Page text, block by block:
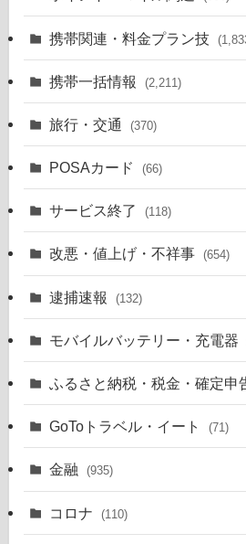
携帯関連・料金プラン技
携帯一括情報 (2,211)
旅行・交通 (370)
POSAカード (66)
サービス終了 (118)
改悪・値上げ・不祥事 (654)
逮捕速報 (132)
モバイルバッテリー・充電器
ふるさと納税・税金・確定申
GoToトラベル・イート (71)
金融 (935)
コロナ (110)